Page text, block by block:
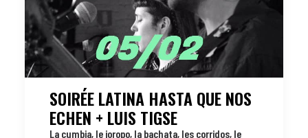
SOIRÉE LATINA HASTA QUE NOS
ECHEN + LUIS TIGSE
La cumbia, le joropo, la bachata, les corridos, le